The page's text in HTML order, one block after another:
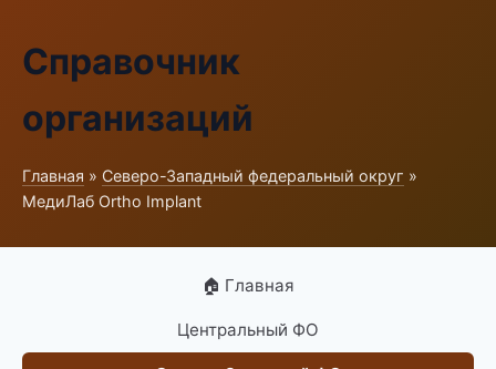
Справочник
организаций
Главная » Северо-Западный федеральный округ »
МедиЛаб Ortho Implant
🏠 Главная
Центральный ФО